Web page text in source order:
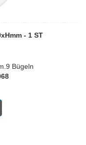
- 1 ST
Bügeln